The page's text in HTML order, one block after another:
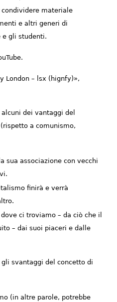
materiale
e altri generi di
e gli studenti.
London – lsx (hignfy)»,
dei vantaggi del
a comunismo,
sua associazione con vecchi
finirà e verrà
ci troviamo – da ciò che il
– dai suoi piaceri e dalle
gli svantaggi del concetto di
(in altre parole, potrebbe